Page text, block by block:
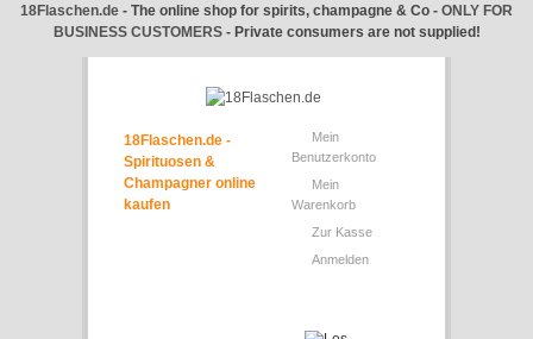
18Flaschen.de - The online shop for spirits, champagne & Co - ONLY FOR
BUSINESS CUSTOMERS - Private consumers are not supplied!
18Flaschen.de -
Spirituosen &
Champagner online
kaufen
Mein
Benutzerkonto
Mein
Warenkorb
Zur Kasse
Anmelden